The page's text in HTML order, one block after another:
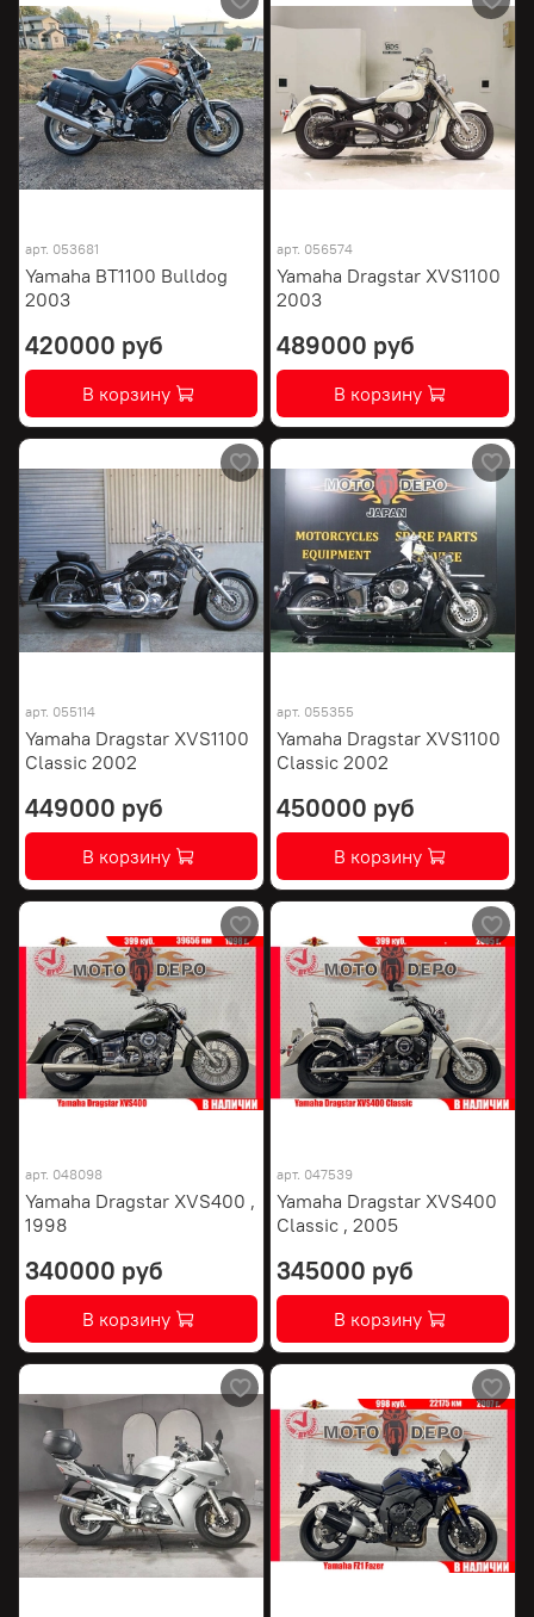
арт. 053681
Yamaha BT1100 Bulldog
2003
420000 руб
В корзину
арт. 056574
Yamaha Dragstar XVS1100
2003
489000 руб
В корзину
арт. 055114
Yamaha Dragstar XVS1100
Classic 2002
449000 руб
В корзину
арт. 055355
Yamaha Dragstar XVS1100
Classic 2002
450000 руб
В корзину
арт. 048098
Yamaha Dragstar XVS400 ,
1998
340000 руб
В корзину
арт. 047539
Yamaha Dragstar XVS400
Classic , 2005
345000 руб
В корзину